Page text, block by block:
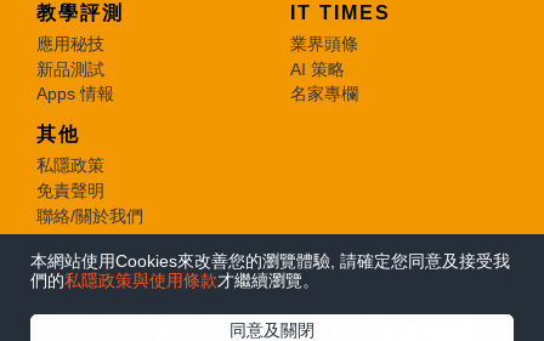
本網站使用Cookies來改善您的瀏覽體驗, 請確定您同意及接受我
們的私隱政策與使用條款才繼續瀏覽。
同意及關閉
教學評測
應用秘技
新品測試
Apps 情報
IT TIMES
業界頭條
AI 策略
名家專欄
其他
私隱政策
免責聲明
聯絡/關於我們
© 2026 e-zone. All Rights Reserved.